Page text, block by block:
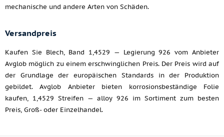
mechanische und andere Arten von Schäden.
Versandpreis
Kaufen Sie Blech, Band 1,4529 — Legierung 926 vom Anbieter
Avglob möglich zu einem erschwinglichen Preis. Der Preis wird auf
der Grundlage der europäischen Standards in der Produktion
gebildet. Avglob Anbieter bieten korrosionsbeständige Folie
kaufen, 1,4529 Streifen — alloy 926 im Sortiment zum besten
Preis, Groß- oder Einzelhandel.